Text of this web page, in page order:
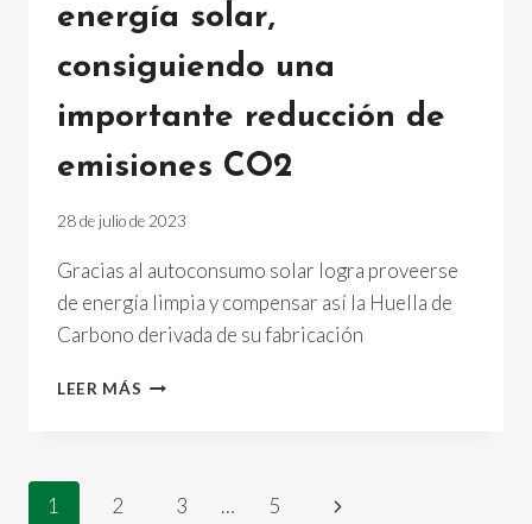
energía solar,
consiguiendo una
importante reducción de
emisiones CO2
28 de julio de 2023
Gracias al autoconsumo solar logra proveerse
de energía limpia y compensar así la Huella de
Carbono derivada de su fabricación
LEER MÁS FAL
ENERGÍA
Navegación
1 2 3 … 5
Siguiente